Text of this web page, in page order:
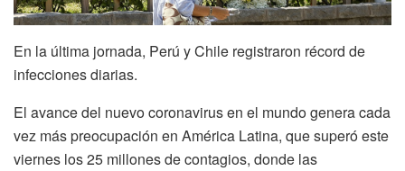
En la última jornada, Perú y Chile registraron récord de
infecciones diarias.
El avance del nuevo coronavirus en el mundo genera cada
vez más preocupación en América Latina, que superó este
viernes los 25 millones de contagios, donde las